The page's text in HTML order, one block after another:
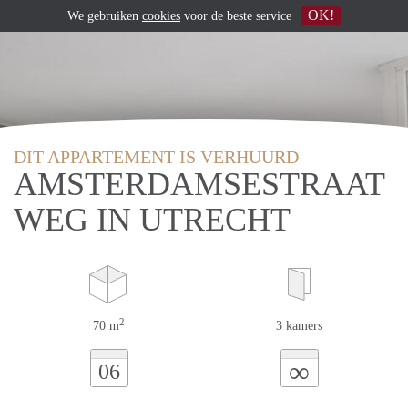
DIT APPARTEMENT IS VERHUURD
AMSTERDAMSESTRAAT
WEG IN UTRECHT
70 m2 3 kamers
06 ∞
We gebruiken cookies voor de beste service OK!